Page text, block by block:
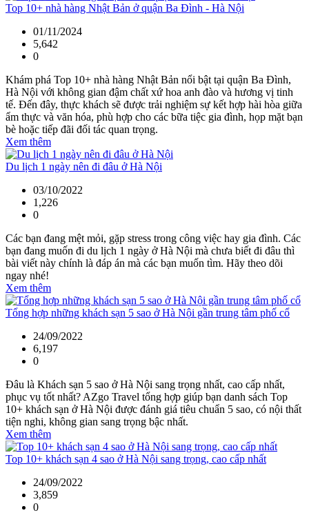
Top 10+ nhà hàng Nhật Bản ở quận Ba Đình - Hà Nội
01/11/2024
5,642
0
Khám phá Top 10+ nhà hàng Nhật Bản nổi bật tại quận Ba Đình,
Hà Nội với không gian đậm chất xứ hoa anh đào và hương vị tinh
tế. Đến đây, thực khách sẽ được trải nghiệm sự kết hợp hài hòa giữa
ẩm thực và văn hóa, phù hợp cho các bữa tiệc gia đình, họp mặt bạn
bè hoặc tiếp đãi đối tác quan trọng.
Xem thêm
Du lịch 1 ngày nên đi đâu ở Hà Nội
03/10/2022
1,226
0
Các bạn đang mệt mỏi, gặp stress trong công việc hay gia đình. Các
bạn đang muốn đi du lịch 1 ngày ở Hà Nội mà chưa biết đi đâu thì
bài viết này chính là đáp án mà các bạn muốn tìm. Hãy theo dõi
ngay nhé!
Xem thêm
Tổng hợp những khách sạn 5 sao ở Hà Nội gần trung tâm phố cổ
24/09/2022
6,197
0
Đâu là Khách sạn 5 sao ở Hà Nội sang trọng nhất, cao cấp nhất,
phục vụ tốt nhất? AZgo Travel tổng hợp giúp bạn danh sách Top
10+ khách sạn ở Hà Nội được đánh giá tiêu chuẩn 5 sao, có nội thất
tiện nghi, không gian sang trọng bậc nhất.
Xem thêm
Top 10+ khách sạn 4 sao ở Hà Nội sang trọng, cao cấp nhất
24/09/2022
3,859
0